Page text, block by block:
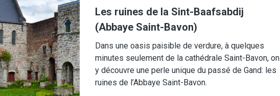
Les ruines de la Sint-Baafsabdij
(Abbaye Saint-Bavon)
Dans une oasis paisible de verdure, à quelques
minutes seulement de la cathédrale Saint-Bavon, on
y découvre une perle unique du passé de Gand: les
ruines de l’Abbaye Saint-Bavon.